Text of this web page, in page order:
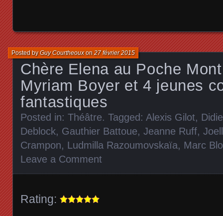
Chère Elena au Poche
Myriam Boyer et 4 jeunes
fantastiques
Posted byGuy Courtheouxon27 février 2015
Posted in: Théâtre. Tagged: Alexis Gilot,
Deblock, Gauthier Battoue, Jeanne Ruff,
Crampon, Ludmilla Razoumovskaïa, Marc
Leave a Comment
Rating: